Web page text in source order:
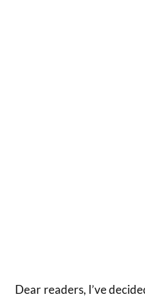
Dear readers, I’ve